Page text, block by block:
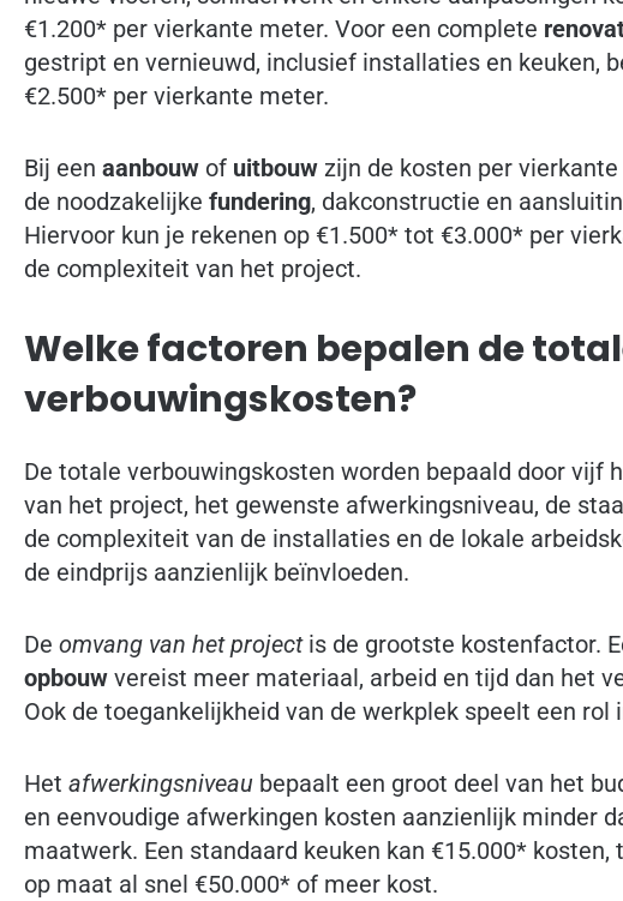
€1.200* per vierkante meter. Voor een complete
gestript en vernieuwd, inclusief installaties en keuken,
€2.500* per vierkante meter.
Bij een aanbouw of uitbouw zijn de kosten per
de noodzakelijke fundering, dakconstructie en
Hiervoor kun je rekenen op €1.500* tot €3.000* per
de complexiteit van het project.
Welke factoren bepalen de
verbouwingskosten?
De totale verbouwingskosten worden bepaald door vijf
van het project, het gewenste afwerkingsniveau, de
de complexiteit van de installaties en de lokale
de eindprijs aanzienlijk beïnvloeden.
De omvang van het projectis de grootste kostenfactor.
opbouw vereist meer materiaal, arbeid en tijd dan het
Ook de toegankelijkheid van de werkplek speelt een rol
Het afwerkingsniveau bepaalt een groot deel van het
en eenvoudige afwerkingen kosten aanzienlijk minder
maatwerk. Een standaard keuken kan €15.000* kosten,
op maat al snel €50.000* of meer kost.